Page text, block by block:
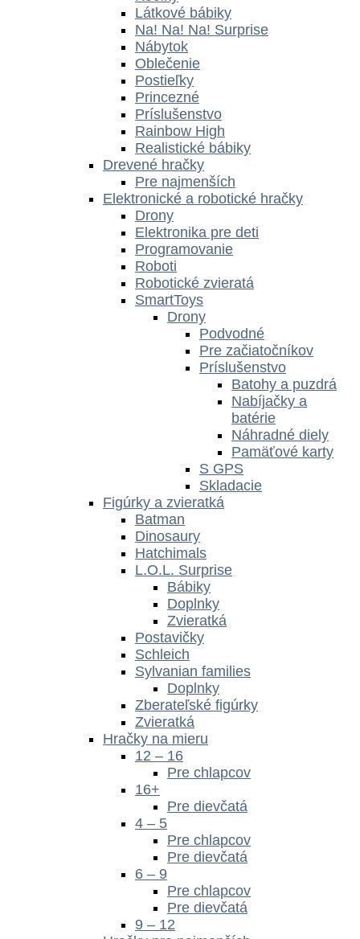
Látkové bábiky
Na! Na! Na! Surprise
Nábytok
Oblečenie
Postieľky
Princezné
Príslušenstvo
Rainbow High
Realistické bábiky
Drevené hračky
Pre najmenších
Elektronické a robotické hračky
Drony
Elektronika pre deti
Programovanie
Roboti
Robotické zvieratá
SmartToys
Drony
Podvodné
Pre začiatočníkov
Príslušenstvo
Batohy a puzdrá
Nabíjačky a
batérie
Náhradné diely
Pamäťové karty
S GPS
Skladacie
Figúrky a zvieratká
Batman
Dinosaury
Hatchimals
L.O.L. Surprise
Bábiky
Doplnky
Zvieratká
Postavičky
Schleich
Sylvanian families
Doplnky
Zberateľské figúrky
Zvieratká
Hračky na mieru
12 – 16
Pre chlapcov
16+
Pre dievčatá
4 – 5
Pre chlapcov
Pre dievčatá
6 – 9
Pre chlapcov
Pre dievčatá
9 – 12